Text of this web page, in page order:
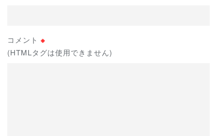
コメント ※
(HTMLタグは使用できません)